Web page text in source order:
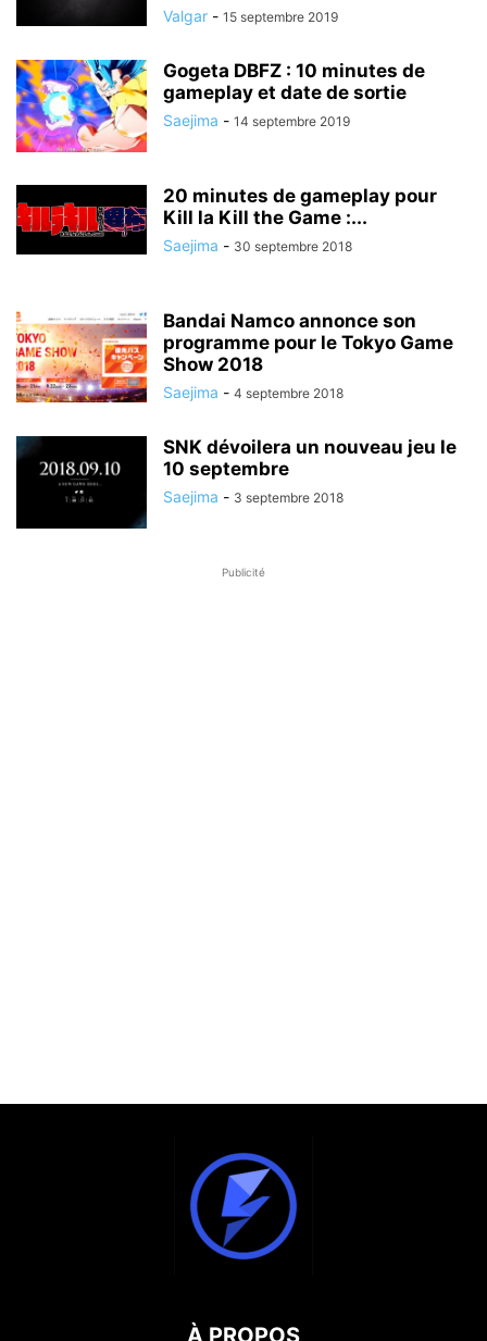
Valgar - 15 septembre 2019
Gogeta DBFZ : 10 minutes de
gameplay et date de sortie
Saejima - 14 septembre 2019
20 minutes de gameplay pour
Kill la Kill the Game :...
Saejima - 30 septembre 2018
Bandai Namco annonce son
programme pour le Tokyo Game
Show 2018
Saejima - 4 septembre 2018
SNK dévoilera un nouveau jeu le
10 septembre
Saejima - 3 septembre 2018
Publicité
À PROPOS